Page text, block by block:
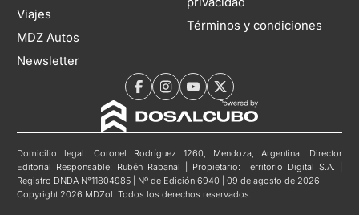
Viajes
MDZ Autos
Newsletter
Términos y condiciones
Domicilio legal: Coronel Rodríguez 1260, Mendoza, Argentina. Director
Editorial Responsable: Rubén Rabanal | Propietario: Territorio Digital S.A. |
Registro DNDA N°11804985 | Nº de Edición 6940 | 09 de agosto de 2026
Copyright 2026 MDZol. Todos los derechos reservados.